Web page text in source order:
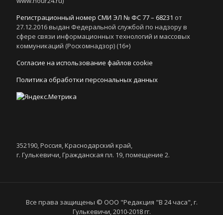
Регистрационный номер СМИ ЭЛ № ФС 77 – 68231 от
27.12.2016 выдан Федеральной службой по надзору в
сфере связи информационных технологий и массовых
коммуникаций (Роскомнадзор) (16+)
Согласие на использование файлов cookie
Политика обработки персональных данных
352190, Россия, Краснодарский край,
г. Гулькевичи, Гражданская пл. 19, помещение 2.
Все права защищены © ООО "Редакция "В 24 часа", г.
Гулькевичи, 2010-2018 гг.